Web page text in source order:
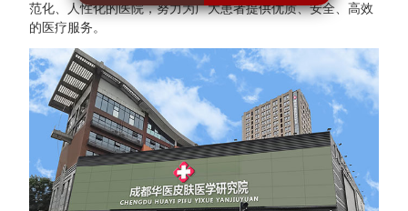
范化、人性化的医院，努力为广大患者提供优质、安全、高效
的医疗服务。